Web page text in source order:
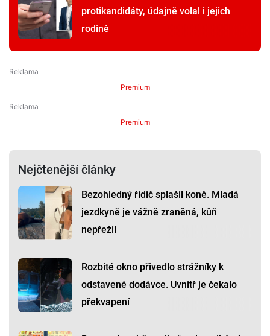
protikandidáty, údajně volal i jejich
rodině
Premium
Premium
Nejčtenější články
Bezohledný řidič splašil koně. Mladá
jezdkyně je vážně zraněná, kůň
nepřežil
Rozbité okno přivedlo strážníky k
odstavené dodávce. Uvnitř je čekalo
překvapení